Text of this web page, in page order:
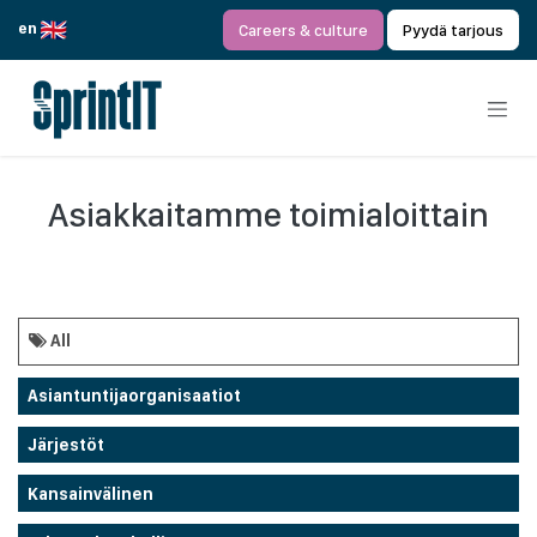
en
Careers & culture Pyydä tarjous
Asiakkaitamme toimialoittain
All
Asiantuntijaorganisaatiot
Järjestöt
Kansainvälinen